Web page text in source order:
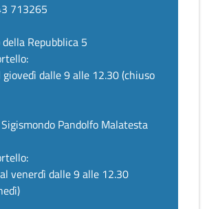
713265
Repubblica 5
dalle 9 alle 12.30 (chiuso
Pandolfo Malatesta
venerdì dalle 9 alle 12.30